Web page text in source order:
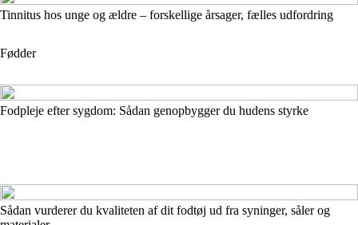
Tinnitus hos unge og ældre – forskellige årsager, fælles udfordring
Fødder
Fodpleje efter sygdom: Sådan genopbygger du hudens styrke
Sådan vurderer du kvaliteten af dit fodtøj ud fra syninger, såler og